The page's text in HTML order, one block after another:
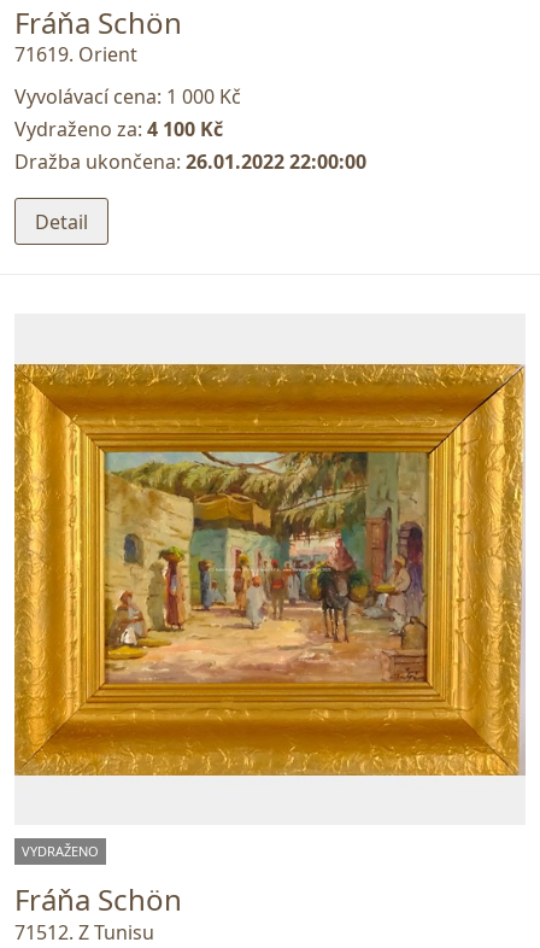
Fráňa Schön
71619. Orient
Vyvolávací cena: 1 000 Kč
Vydraženo za: 4 100 Kč
Dražba ukončena: 26.01.2022 22:00:00
Detail
VYDRAŽENO
Fráňa Schön
71512. Z Tunisu